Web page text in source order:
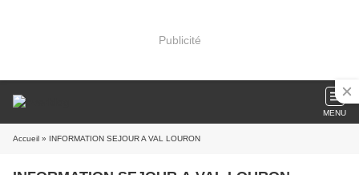
Publicité
MENU
Accueil » INFORMATION SEJOUR A VAL LOURON